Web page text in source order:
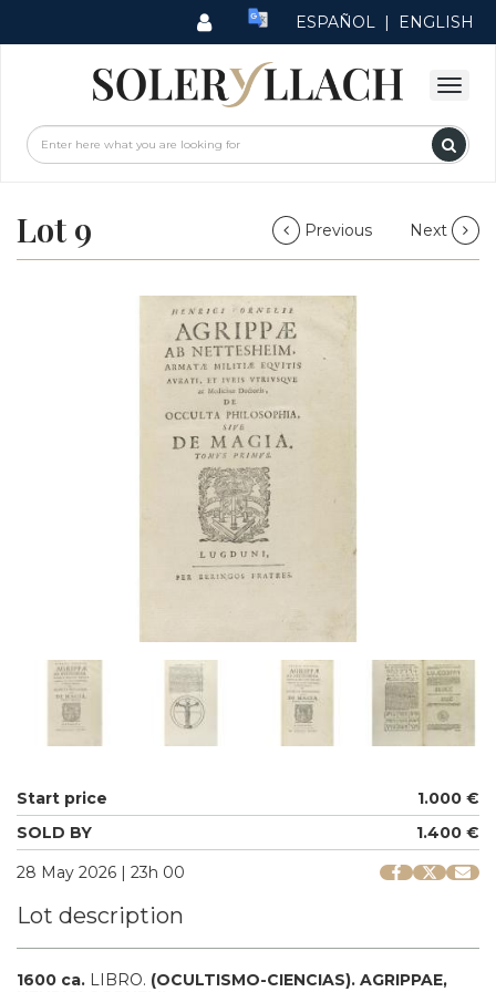
ESPAÑOL | ENGLISH
Lot 9 Previous Next
Start price
1.000 €
SOLD BY
1.400 €
28 May 2026 | 23h 00
Lot description
1600 ca. LIBRO. (OCULTISMO-CIENCIAS). AGRIPPAE,